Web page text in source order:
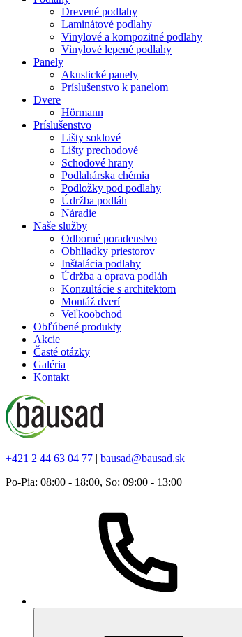
Drevené podlahy
Laminátové podlahy
Vinylové a kompozitné podlahy
Vinylové lepené podlahy
Panely
Akustické panely
Príslušenstvo k panelom
Dvere
Hörmann
Príslušenstvo
Lišty soklové
Lišty prechodové
Schodové hrany
Podlahárska chémia
Podložky pod podlahy
Údržba podláh
Náradie
Naše služby
Odborné poradenstvo
Obhliadky priestorov
Inštalácia podlahy
Údržba a oprava podláh
Konzultácie s architektom
Montáž dverí
Veľkoobchod
Obľúbené produkty
Akcie
Časté otázky
Galéria
Kontakt
+421 2 44 63 04 77 | bausad@bausad.sk
Po-Pia: 08:00 - 18:00, So: 09:00 - 13:00